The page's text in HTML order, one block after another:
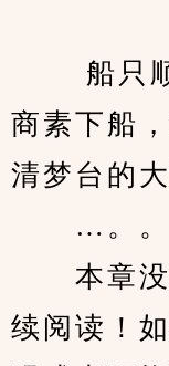
船只顺
商素下船
清梦台的大
…。。
本章没
续阅读！